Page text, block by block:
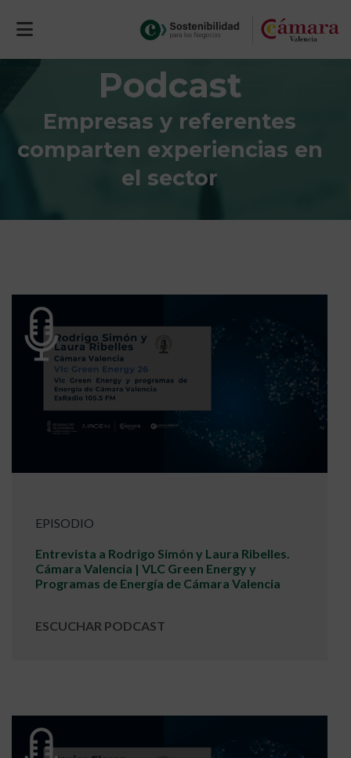
Podcast
Empresas y referentes
comparten experiencias en
el sector
EPISODIO
Entrevista a Rodrigo Simón y Laura Ribelles.
Cámara Valencia | VLC Green Energy y
Programas de Energía de Cámara Valencia
ESCUCHAR PODCAST